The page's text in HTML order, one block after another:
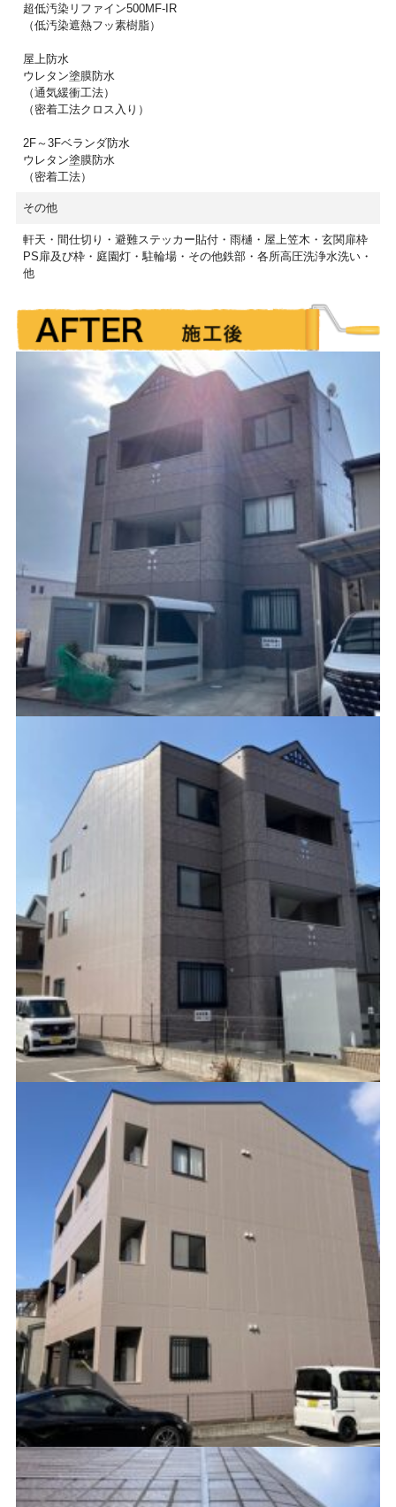
超低汚染リファイン500MF-IR
（低汚染遮熱フッ素樹脂）
屋上防水
ウレタン塗膜防水
（通気緩衝工法）
（密着工法クロス入り）
2F～3Fベランダ防水
ウレタン塗膜防水
（密着工法）
その他
軒天・間仕切り・避難ステッカー貼付・雨樋・屋上笠木・玄関扉枠
PS扉及び枠・庭園灯・駐輪場・その他鉄部・各所高圧洗浄水洗い・
他